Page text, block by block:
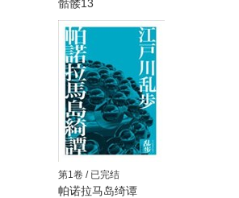
骷髅13
第1卷 / 已完结
帕诺拉马岛绮谭